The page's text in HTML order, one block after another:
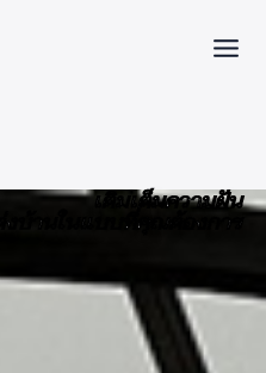
เติมเต็มความฝัน
งบ้านในแบบที่คุณต้องการ